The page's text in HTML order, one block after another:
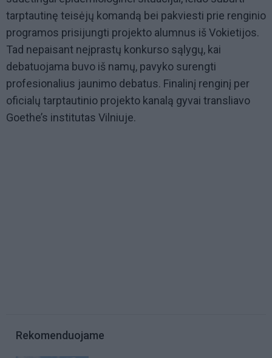
tarptautinę teisėjų komandą bei pakviesti prie renginio
programos prisijungti projekto alumnus iš Vokietijos.
Tad nepaisant neįprastų konkurso sąlygų, kai
debatuojama buvo iš namų, pavyko surengti
profesionalius jaunimo debatus. Finalinį renginį per
oficialų tarptautinio projekto kanalą gyvai transliavo
Goethe’s institutas Vilniuje.
Rekomenduojame